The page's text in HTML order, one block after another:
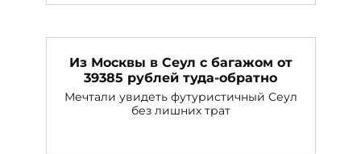
Из Москвы в Сеул с багажом от
39385 рублей туда-обратно
Мечтали увидеть футуристичный Сеул
без лишних трат